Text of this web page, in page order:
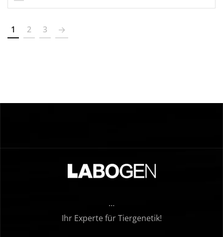
1 2 3
…
Ihr Experte für Tiergenetik!